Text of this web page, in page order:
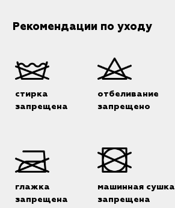
Рекомендации по уходу
стирка
запрещена
отбеливание
запрещено
глажка
запрещена
машинная сушка
запрещена